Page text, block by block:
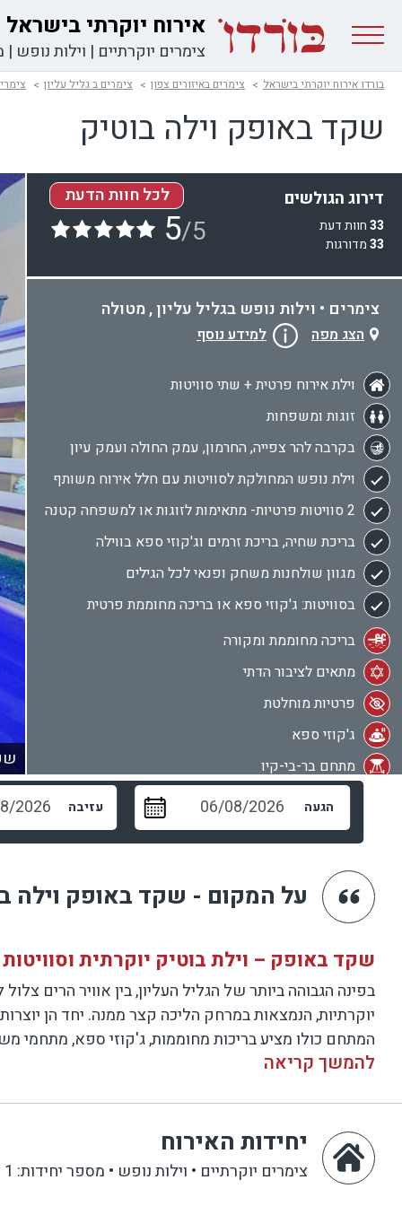
אירוח יוקרתי בישראל
צימרים יוקרתיים | וילות נופש |
בורדו אירוח יוקרתי בישראל צימרים באיזורים צפון צימרים ב גליל עליון
שקד באופק וילה בוטיק
דירוג הגולשים
33חוות דעת
33מדורגות
לכל חוות הדעת
5/5
צימרים • וילות נופש בגליל עליון , מטולה
הצג מפה למידע נוסף
וילת אירוח פרטית + שתי סוויטות
זוגות ומשפחות
בקרבה להר צפייה, החרמון, עמק החולה ועמק עיון
וילת נופש המחולקת לסוויטות עם חלל אירוח משותף
2 סוויטות פרטיות- מתאימות לזוגות או למשפחה קטנה
בריכת שחיה, בריכת זרמים וג'קוזי ספא בווילה
מגוון שולחנות משחק ופנאי לכל הגילים
בסוויטות: ג'קוזי ספא או בריכה מחוממת פרטית
בריכה מחוממת ומקורה
מתאים לציבור הדתי
פרטיות מוחלטת
ג'קוזי ספא
מתחם בר-בי-קיו
הגעה עזיבה
על המקום - שקד באופק וילה
שקד באופק – וילת בוטיק יוקרתית
בפינה הגבוהה ביותר של הגליל העליון, בין אוויר הרים צלול
יוקרתיות, הנמצאות במרחק הליכה קצר ממנה. יחד הן
המתחם כולו מציע בריכות מחוממות, ג'קוזי ספא, מתחמי
אמיתי.
הווילה – במצפה נפתלי חוויית יוקרה
לב המתחם הואוילת הבוטיק שקד באופק
5–6 חדרי שינה מרווחים ומעוצבים, עם מיטות נוחות ואחסון
סלון גדול עם מסך חכם ופינות ישיבה נעימות לכל המשפחה
להמשך קריאה
יחידות האירוח
צימרים יוקרתיים • וילות נופש • מספר יחידות: 1